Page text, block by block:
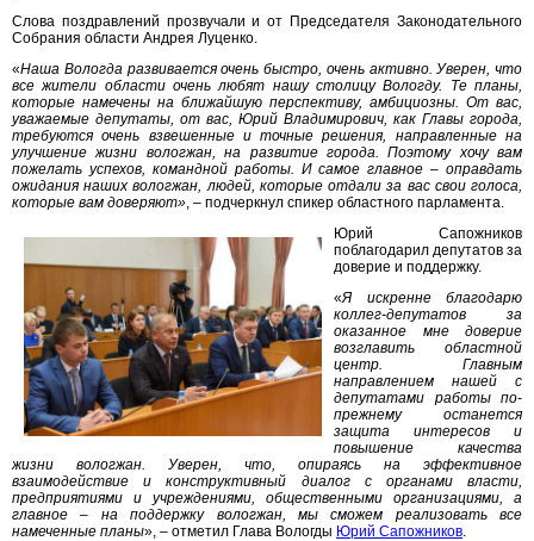
Слова поздравлений прозвучали и от Председателя Законодательного
Собрания области Андрея Луценко.
«Наша Вологда развивается очень быстро, очень активно. Уверен, что
все жители области очень любят нашу столицу Вологду. Те планы,
которые намечены на ближайшую перспективу, амбициозны. От вас,
уважаемые депутаты, от вас, Юрий Владимирович, как Главы города,
требуются очень взвешенные и точные решения, направленные на
улучшение жизни вологжан, на развитие города. Поэтому хочу вам
пожелать успехов, командной работы. И самое главное – оправдать
ожидания наших вологжан, людей, которые отдали за вас свои голоса,
которые вам доверяют», – подчеркнул спикер областного парламента.
Юрий Сапожников
поблагодарил депутатов за
доверие и поддержку.
«Я искренне благодарю
коллег-депутатов за
оказанное мне доверие
возглавить областной
центр. Главным
направлением нашей с
депутатами работы по-
прежнему останется
защита интересов и
повышение качества
жизни вологжан. Уверен, что, опираясь на эффективное
взаимодействие и конструктивный диалог с органами власти,
предприятиями и учреждениями, общественными организациями, а
главное – на поддержку вологжан, мы сможем реализовать все
намеченные планы», – отметил Глава Вологды Юрий Сапожников.